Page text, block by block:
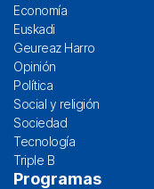
Economía
Euskadi
Geureaz Harro
Opinión
Política
Social y religión
Sociedad
Tecnología
Triple B
Programas